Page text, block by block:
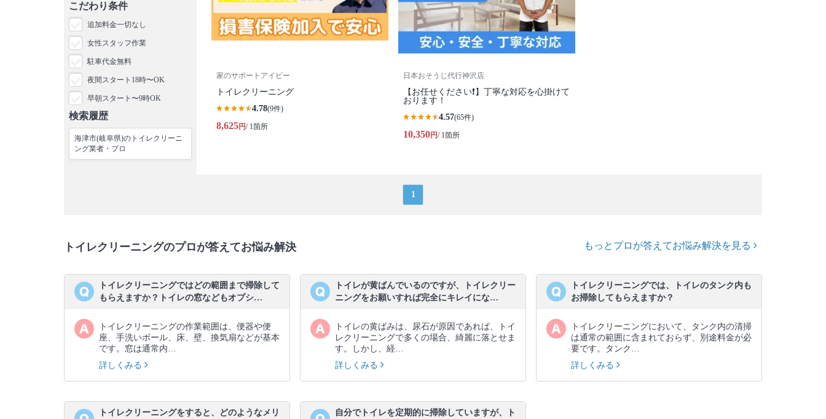
こだわり条件
追加料金一切なし
女性スタッフ作業
駐車代金無料
夜間スタート18時〜OK
早朝スタート〜9時OK
検索履歴
海津市(岐阜県)のトイレクリーニ
ング業者・プロ
家のサポートアイビー
トイレクリーニング
4.78(9件)
8,625円/ 1箇所
日本おそうじ代行神沢店
【お任せください❗️】丁寧な対応を心掛けて
おります！
4.57(65件)
10,350円/ 1箇所
1
トイレクリーニングのプロが答えてお悩み解決 もっとプロが答えてお悩み解決を見る
トイレクリーニングではどの範囲まで掃除して
もらえますか？トイレの窓などもオプシ…
トイレクリーニングの作業範囲は、便器や便
座、手洗いボール、床、壁、換気扇などが基本
です。窓は通常内…
詳しくみる
トイレが黄ばんでいるのですが、トイレクリー
ニングをお願いすれば完全にキレイにな…
トイレの黄ばみは、尿石が原因であれば、トイ
レクリーニングで多くの場合、綺麗に落とせま
す。しかし、経…
詳しくみる
トイレクリーニングでは、トイレのタンク内も
お掃除してもらえますか？
トイレクリーニングにおいて、タンク内の清掃
は通常の範囲に含まれておらず、別途料金が必
要です。タンク…
詳しくみる
トイレクリーニングをすると、どのようなメリ
自分でトイレを定期的に掃除していますが、ト